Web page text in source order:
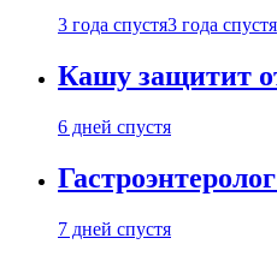
3 года спустя3 года спустя
Кашу защитит
6 дней спустя
7 дней спустя